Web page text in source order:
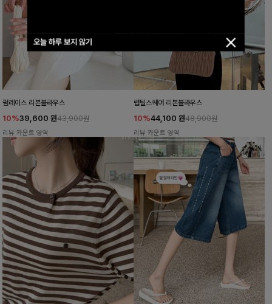
오늘 하루 보지 않기
펌레이스 리본블라우스
10%39,600 원43,900원
리뷰 카운트 영역
럽틸스퀘어 리본블라우스
10%44,100 원48,900원
리뷰 카운트 영역